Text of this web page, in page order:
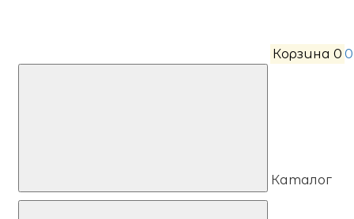
Корзина 0
Каталог